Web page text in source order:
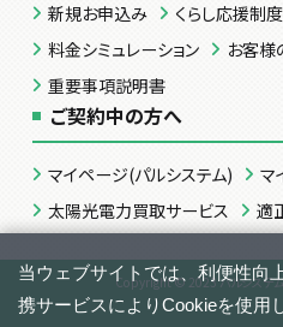
新規お申込み くらし応援制度
料金シミュレーション
お客様
重要事項説明書
ご契約中の方へ
マイページ(パルシステム)
マ
太陽光電力買取サービス
適
Copyright © 2023 パルシステ